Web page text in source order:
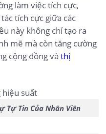
làm việc tích cực,
tích cực giữa các
này không chỉ tạo ra
mẽ mà còn tăng cường
cộng đồng và thị
Tự Tin Của Nhân Viên